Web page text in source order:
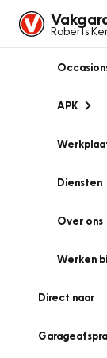
Roberts
APK
Diensten
Over ons
Werken
Direct naar